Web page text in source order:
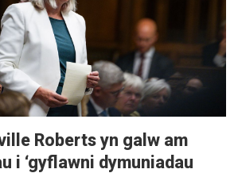
Roberts yn galw am
i ‘gyflawni dymuniadau